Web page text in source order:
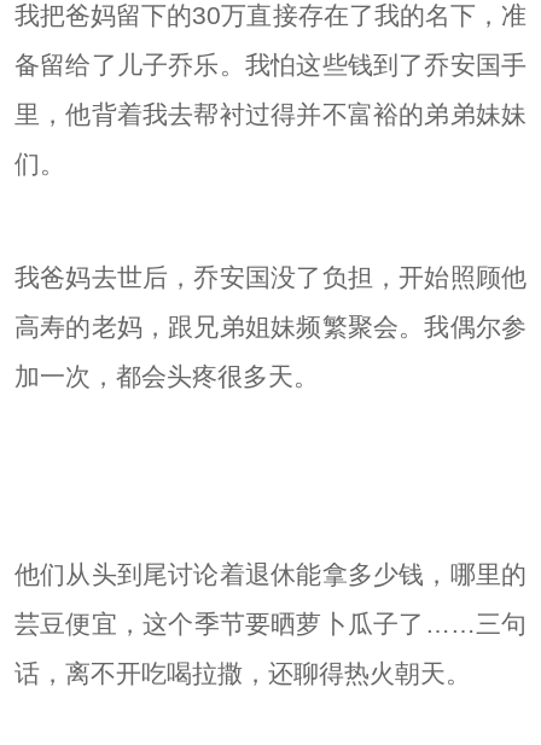
我把爸妈留下的30万直接存在了我的名下，准
备留给了儿子乔乐。我怕这些钱到了乔安国手
里，他背着我去帮衬过得并不富裕的弟弟妹妹
们。
我爸妈去世后，乔安国没了负担，开始照顾他
高寿的老妈，跟兄弟姐妹频繁聚会。我偶尔参
加一次，都会头疼很多天。
他们从头到尾讨论着退休能拿多少钱，哪里的
芸豆便宜，这个季节要晒萝卜瓜子了……三句
话，离不开吃喝拉撒，还聊得热火朝天。